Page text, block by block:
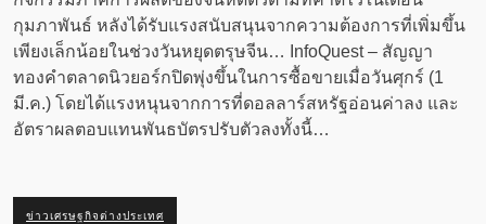
กุมภาพันธ์ หลังได้รับแรงสนับสนุนจากความต้องการที่เพิ่มขึ้น
เพียงเล็กน้อยในช่วงวันหยุดตรุษจีน… InfoQuest – สัญญา
ทองคำตลาดนิวยอร์กปิดพุ่งขึ้นในการซื้อขายเมื่อวันศุกร์ (1
มี.ค.) โดยได้แรงหนุนจากการที่ดอลลาร์สหรัฐอ่อนค่าลง และ
อัตราผลตอบแทนพันธบัตรปรับตัวลงทั้งนี้…
ข่าวเศรษฐกิจต่างประเทศ